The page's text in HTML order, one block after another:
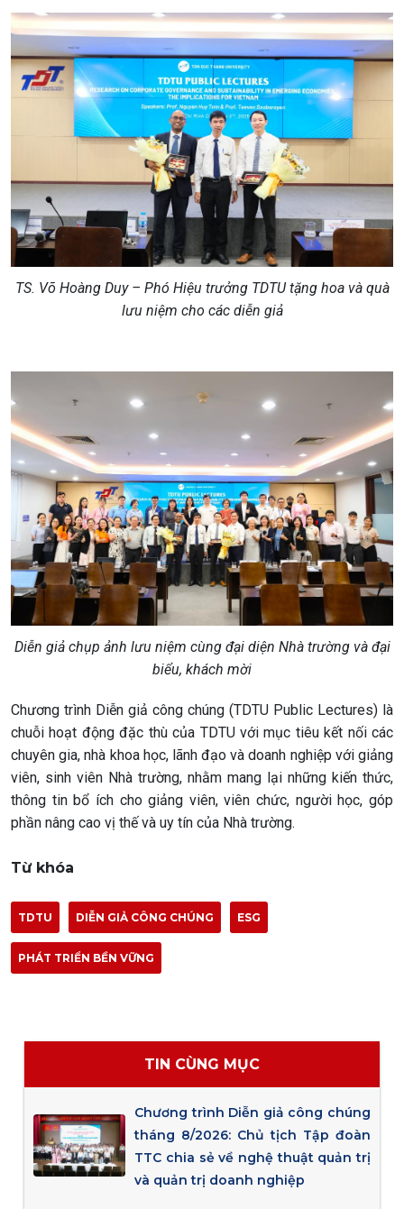
TS. Võ Hoàng Duy – Phó Hiệu trưởng TDTU tặng hoa và quà
lưu niệm cho các diễn giả
Diễn giả chụp ảnh lưu niệm cùng đại diện Nhà trường và đại
biểu, khách mời
Chương trình Diễn giả công chúng (TDTU Public Lectures) là
chuỗi hoạt động đặc thù của TDTU với mục tiêu kết nối các
chuyên gia, nhà khoa học, lãnh đạo và doanh nghiệp với giảng
viên, sinh viên Nhà trường, nhằm mang lại những kiến thức,
thông tin bổ ích cho giảng viên, viên chức, người học, góp
phần nâng cao vị thế và uy tín của Nhà trường.
Từ khóa
TDTU DIỄN GIẢ CÔNG CHÚNG ESG
PHÁT TRIỂN BỀN VỮNG
TIN CÙNG MỤC
Chương trình Diễn giả công chúng
tháng 8/2026: Chủ tịch Tập đoàn
TTC chia sẻ về nghệ thuật quản trị
và quản trị doanh nghiệp